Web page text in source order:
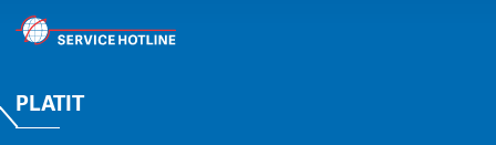
PLATIT